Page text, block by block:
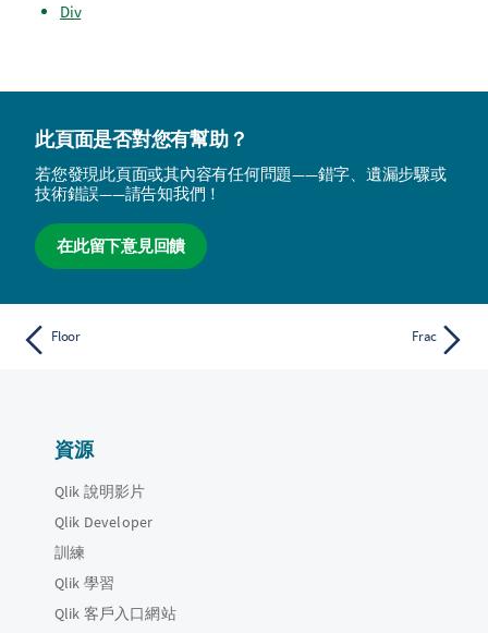
Div
此頁面是否對您有幫助？
若您發現此頁面或其內容有任何問題——錯字、遺漏步驟或
技術錯誤——請告知我們！
在此留下意見回饋
Floor Frac
資源
Qlik 說明影片
Qlik Developer
訓練
Qlik 學習
Qlik 客戶入口網站